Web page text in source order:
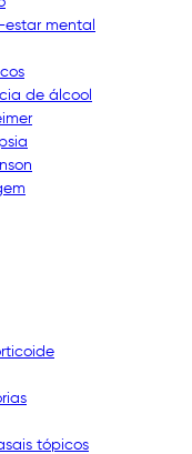
mental
de álcool
tópicos